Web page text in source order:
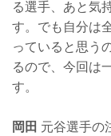
る選手、あと気
す。でも自分は
っていると思う
るので、今回は
す。
岡田 元谷選手の